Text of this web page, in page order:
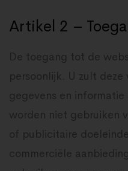
Artikel 2 –
De toegang tot de
persoonlijk. U zult deze
gegevens en
worden niet gebruiken
of publicitaire
commerciële